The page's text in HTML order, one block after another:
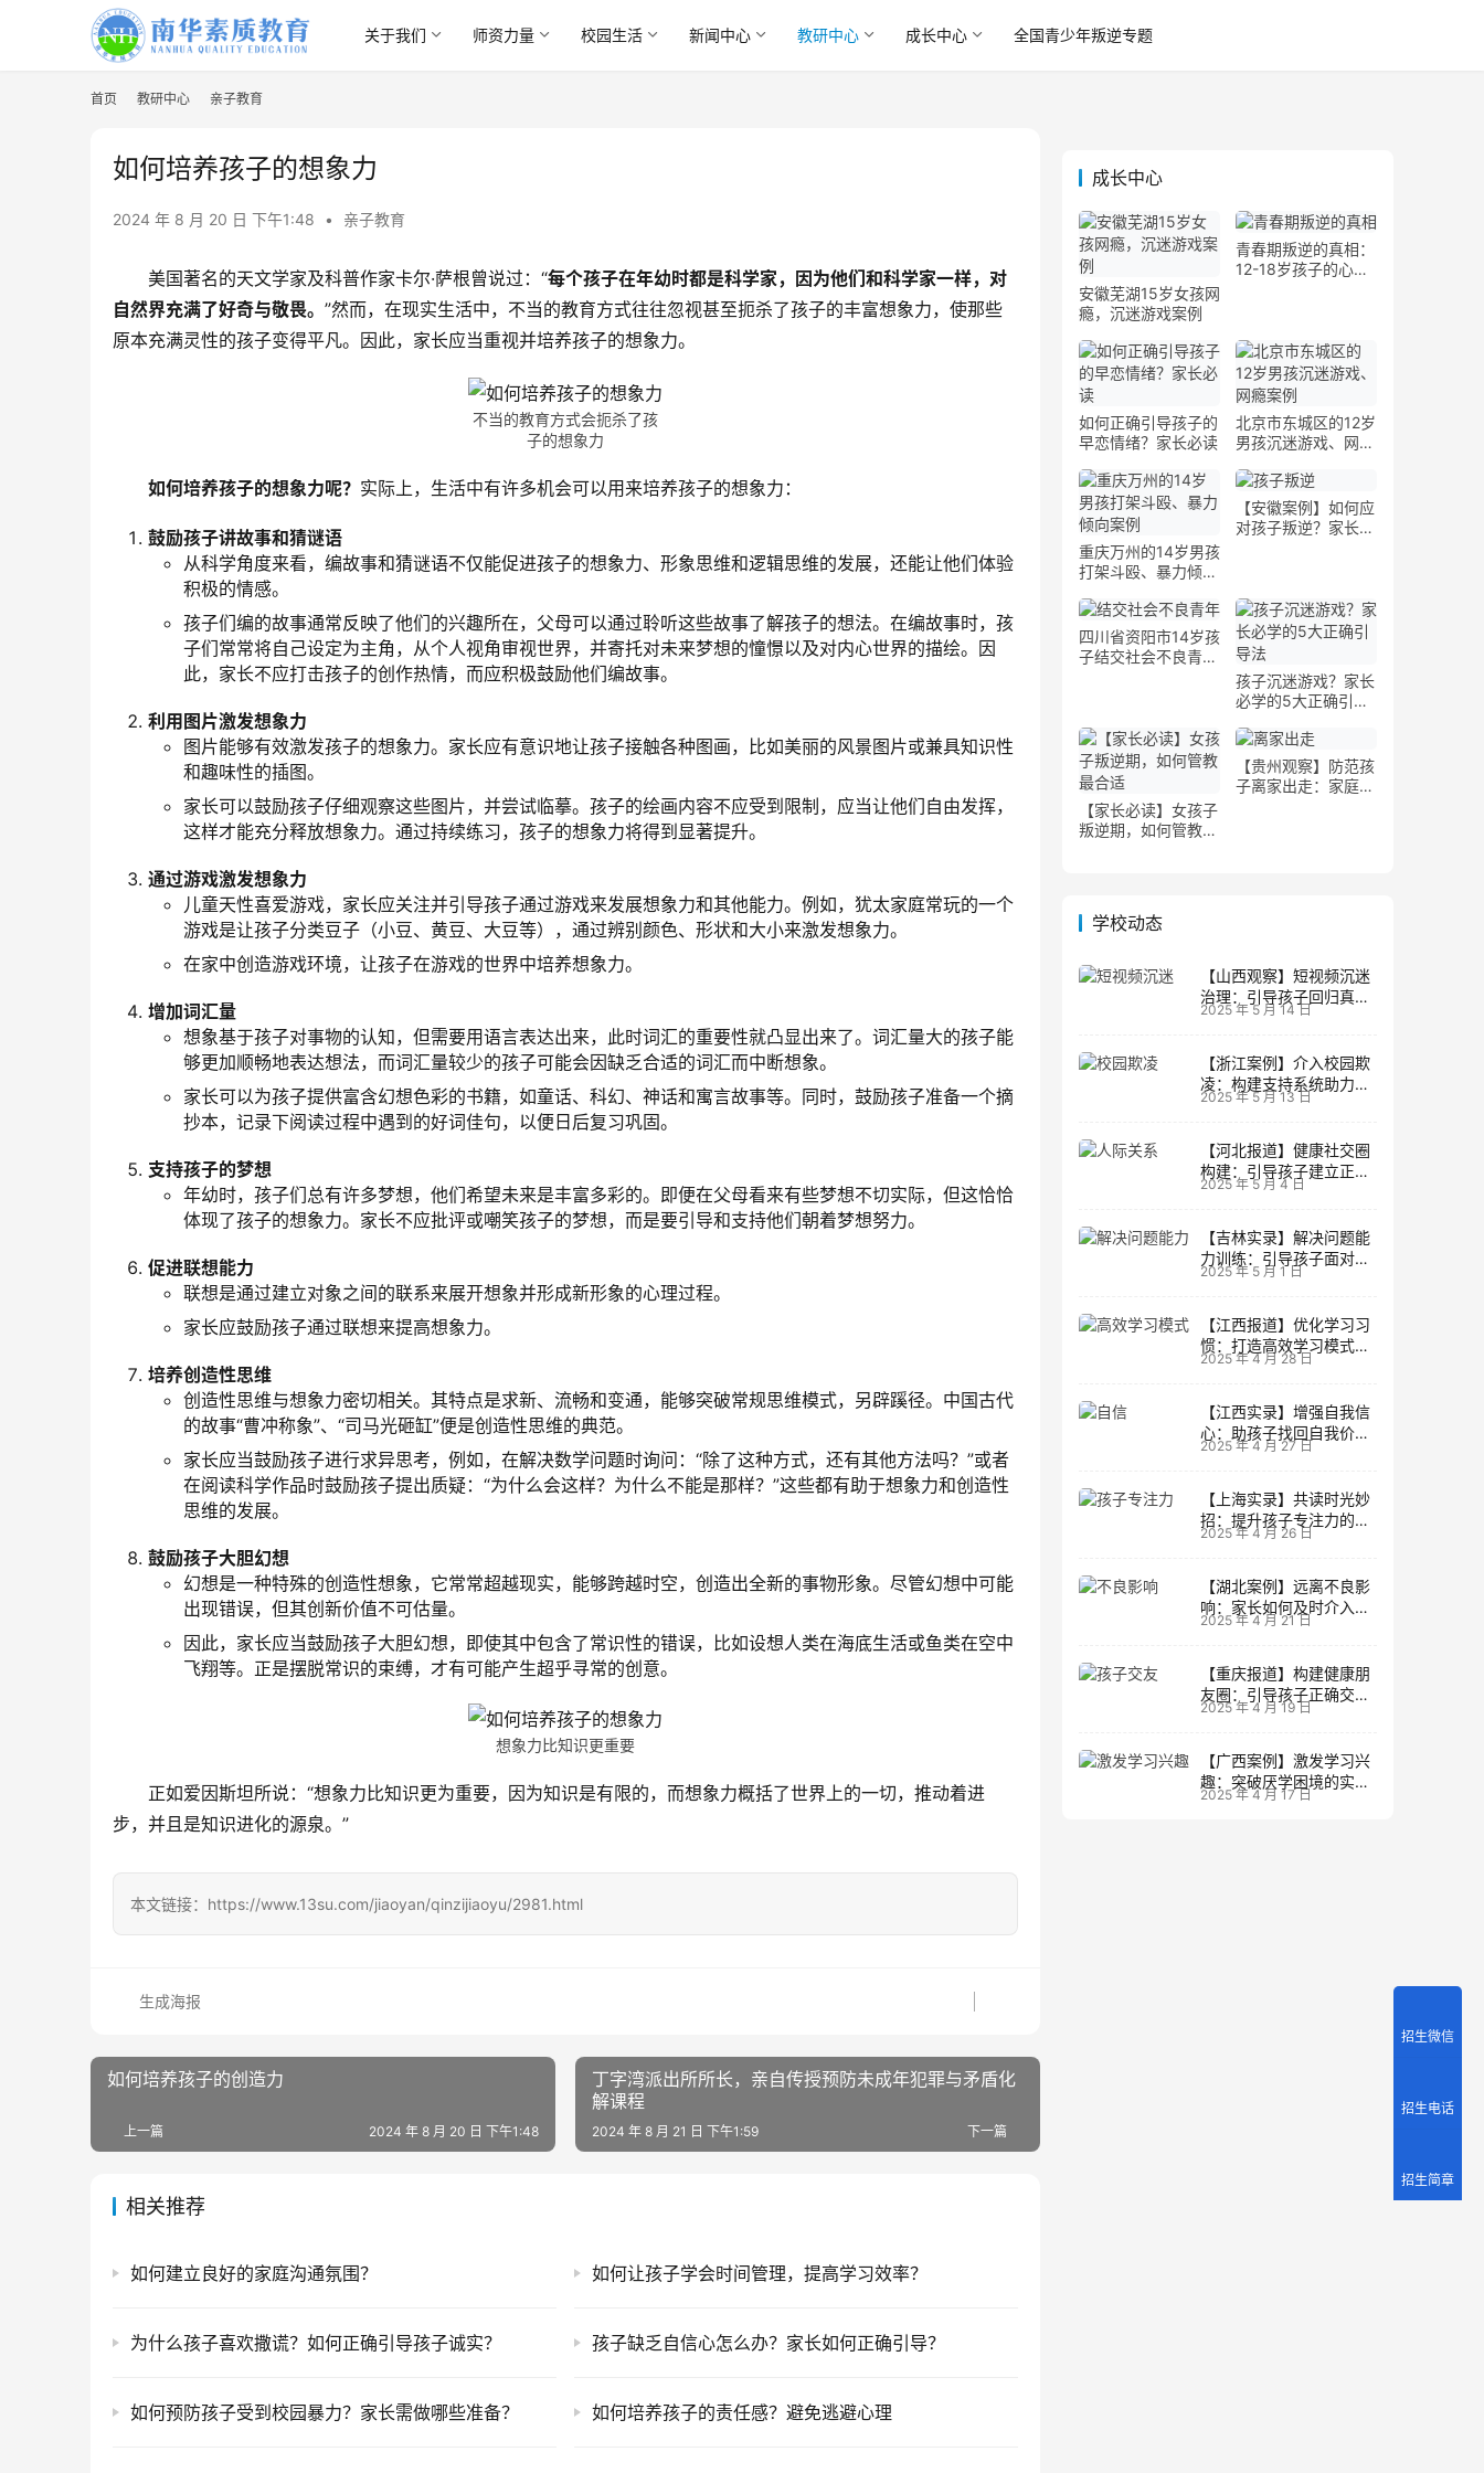
关于我们 师资力量 校园生活 新闻中心 教研中心 成长中心 全国青少年叛逆专题
首页 教研中心 亲子教育
如何培养孩子的想象力
2024 年 8 月 20 日 下午1:48 • 亲子教育
美国著名的天文学家及科普作家卡尔·萨根曾说过：“每个孩子在年幼时都是科学家，因为他们和科学家一样，对
自然界充满了好奇与敬畏。 ”然而，在现实生活中，不当的教育方式往往忽视甚至扼杀了孩子的丰富想象力，使那些
原本充满灵性的孩子变得平凡。因此，家长应当重视并培养孩子的想象力。
不当的教育方式会扼杀了孩
子的想象力
如何培养孩子的想象力呢？ 实际上，生活中有许多机会可以用来培养孩子的想象力：
鼓励孩子讲故事和猜谜语
从科学角度来看，编故事和猜谜语不仅能促进孩子的想象力、形象思维和逻辑思维的发展，还能让他们体验
积极的情感。
孩子们编的故事通常反映了他们的兴趣所在，父母可以通过聆听这些故事了解孩子的想法。在编故事时，孩
子们常常将自己设定为主角，从个人视角审视世界，并寄托对未来梦想的憧憬以及对内心世界的描绘。因
此，家长不应打击孩子的创作热情，而应积极鼓励他们编故事。
利用图片激发想象力
图片能够有效激发孩子的想象力。家长应有意识地让孩子接触各种图画，比如美丽的风景图片或兼具知识性
和趣味性的插图。
家长可以鼓励孩子仔细观察这些图片，并尝试临摹。孩子的绘画内容不应受到限制，应当让他们自由发挥，
这样才能充分释放想象力。通过持续练习，孩子的想象力将得到显著提升。
通过游戏激发想象力
儿童天性喜爱游戏，家长应关注并引导孩子通过游戏来发展想象力和其他能力。例如，犹太家庭常玩的一个
游戏是让孩子分类豆子（小豆、黄豆、大豆等），通过辨别颜色、形状和大小来激发想象力。
在家中创造游戏环境，让孩子在游戏的世界中培养想象力。
增加词汇量
想象基于孩子对事物的认知，但需要用语言表达出来，此时词汇的重要性就凸显出来了。词汇量大的孩子能
够更加顺畅地表达想法，而词汇量较少的孩子可能会因缺乏合适的词汇而中断想象。
家长可以为孩子提供富含幻想色彩的书籍，如童话、科幻、神话和寓言故事等。同时，鼓励孩子准备一个摘
抄本，记录下阅读过程中遇到的好词佳句，以便日后复习巩固。
支持孩子的梦想
年幼时，孩子们总有许多梦想，他们希望未来是丰富多彩的。即便在父母看来有些梦想不切实际，但这恰恰
体现了孩子的想象力。家长不应批评或嘲笑孩子的梦想，而是要引导和支持他们朝着梦想努力。
促进联想能力
联想是通过建立对象之间的联系来展开想象并形成新形象的心理过程。
家长应鼓励孩子通过联想来提高想象力。
培养创造性思维
创造性思维与想象力密切相关。其特点是求新、流畅和变通，能够突破常规思维模式，另辟蹊径。中国古代
的故事“曹冲称象”、“司马光砸缸”便是创造性思维的典范。
家长应当鼓励孩子进行求异思考，例如，在解决数学问题时询问：“除了这种方式，还有其他方法吗？”或者
在阅读科学作品时鼓励孩子提出质疑：“为什么会这样？为什么不能是那样？”这些都有助于想象力和创造性
思维的发展。
鼓励孩子大胆幻想
幻想是一种特殊的创造性想象，它常常超越现实，能够跨越时空，创造出全新的事物形象。尽管幻想中可能
出现错误，但其创新价值不可估量。
因此，家长应当鼓励孩子大胆幻想，即使其中包含了常识性的错误，比如设想人类在海底生活或鱼类在空中
飞翔等。正是摆脱常识的束缚，才有可能产生超乎寻常的创意。
想象力比知识更重要
正如爱因斯坦所说：“想象力比知识更为重要，因为知识是有限的，而想象力概括了世界上的一切，推动着进
步，并且是知识进化的源泉。”
本文链接：https://www.13su.com/jiaoyan/qinzijiaoyu/2981.html
生成海报
如何培养孩子的创造力
上一篇 2024 年 8 月 20 日 下午1:48
丁字湾派出所所长，亲自传授预防未成年犯罪与矛盾化
解课程
下一篇
2024 年 8 月 21 日 下午1:59
相关推荐
如何建立良好的家庭沟通氛围？ 如何让孩子学会时间管理，提高学习效率？
为什么孩子喜欢撒谎？如何正确引导孩子诚实？ 孩子缺乏自信心怎么办？家长如何正确引导？
如何预防孩子受到校园暴力？家长需做哪些准备？ 如何培养孩子的责任感？避免逃避心理
成长中心
安徽芜湖15岁女孩网
瘾，沉迷游戏案例
青春期叛逆的真相：
12-18岁孩子的心理
如何正确引导孩子的
早恋情绪？家长必读
北京市东城区的12岁
男孩沉迷游戏、网瘾
重庆万州的14岁男孩
打架斗殴、暴力倾向
【安徽案例】如何应
对孩子叛逆？家长课
四川省资阳市14岁孩
子结交社会不良青年
孩子沉迷游戏？家长
必学的5大正确引导
【家长必读】女孩子
叛逆期，如何管教最
【贵州观察】防范孩
子离家出走：家庭与
学校动态
【山西观察】短视频沉迷
治理：引导孩子回归真实
生活
2025 年 5 月 14 日
【浙江案例】介入校园欺
凌：构建支持系统助力孩
子成长
2025 年 5 月 13 日
【河北报道】健康社交圈
构建：引导孩子建立正向
人际关系
2025 年 5 月 4 日
【吉林实录】解决问题能
力训练：引导孩子面对主
动挑战
2025 年 5 月 1 日
【江西报道】优化学习习
惯：打造高效学习模式的
实用技巧
2025 年 4 月 28 日
【江西实录】增强自我信
心：助孩子找回自我价值
的策略
2025 年 4 月 27 日
【上海实录】共读时光妙
招：提升孩子专注力的阅
读策略
2025 年 4 月 26 日
【湖北案例】远离不良影
响：家长如何及时介入调
整方向
2025 年 4 月 21 日
【重庆报道】构建健康朋
友圈：引导孩子正确交友
的实践经验
2025 年 4 月 19 日
【广西案例】激发学习兴
趣：突破厌学困境的实战
经验
2025 年 4 月 17 日
招生微信
招生电话
招生简章